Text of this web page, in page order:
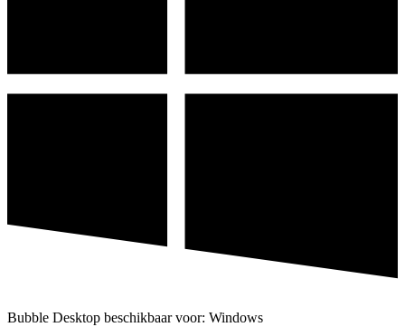
Bubble Desktop beschikbaar voor: Windows